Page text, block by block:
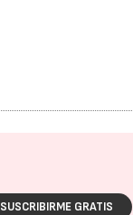
SUSCRIBIRME GRATIS